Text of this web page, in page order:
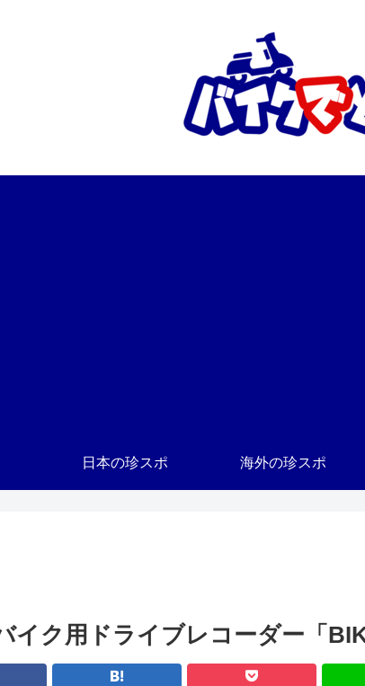
日本の珍スポ 海外の珍スポ
イク用ドライブレコーダー「